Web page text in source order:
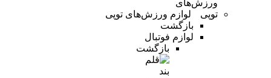
لوازم ورزش‌های توپی
بازگشت
لوازم فوتبال
بازگشت